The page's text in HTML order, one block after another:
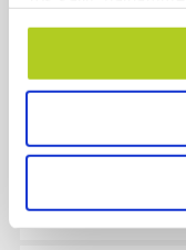
Kerätä
mahdollisesti
ominaispiirteitä
Lue lisää siitä,
suostumustasi tai
Uutiset | 6.8.2026 17:16
Liettuan
harkitsee
vaimoaan